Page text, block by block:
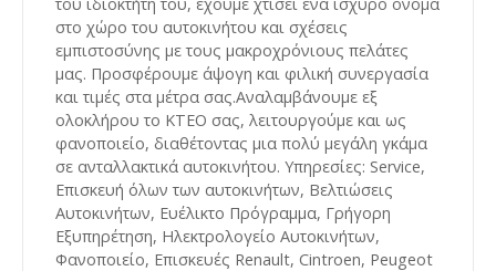
στο χώρο του αυτοκινήτου και σχέσεις
εμπιστοσύνης με τους μακροχρόνιους πελάτες
μας. Προσφέρουμε άψογη και φιλική συνεργασία
και τιμές στα μέτρα σας.Αναλαμβάνουμε εξ
ολοκλήρου το ΚΤΕΟ σας, λειτουργούμε και ως
φανοποιείο, διαθέτοντας μια πολύ μεγάλη γκάμα
σε ανταλλακτικά αυτοκινήτου. Υπηρεσίες: Service,
Επισκευή όλων των αυτοκινήτων, Βελτιώσεις
Αυτοκινήτων, Ευέλικτο Πρόγραμμα, Γρήγορη
Εξυπηρέτηση, Ηλεκτρολογείο Αυτοκινήτων,
Φανοποιείο, Επισκευές Renault, Cintroen, Peugeot